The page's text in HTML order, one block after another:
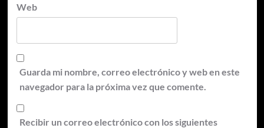
Web
Guarda mi nombre, correo electrónico y web en este
navegador para la próxima vez que comente.
Recibir un correo electrónico con los siguientes